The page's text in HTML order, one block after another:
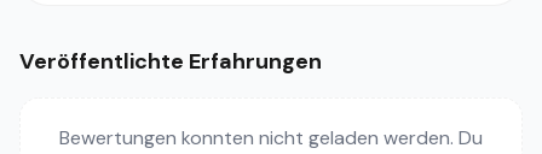
Veröffentlichte Erfahrungen
Bewertungen konnten nicht geladen werden. Du